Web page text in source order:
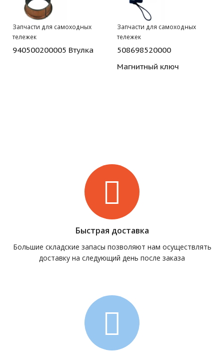
Запчасти для самоходных
тележек
940500200005 Втулка
Запчасти для самоходных
тележек
508698520000
Магнитный ключ
Быстрая доставка
Большие складские запасы позволяют нам осуществлять
доставку на следующий день после заказа